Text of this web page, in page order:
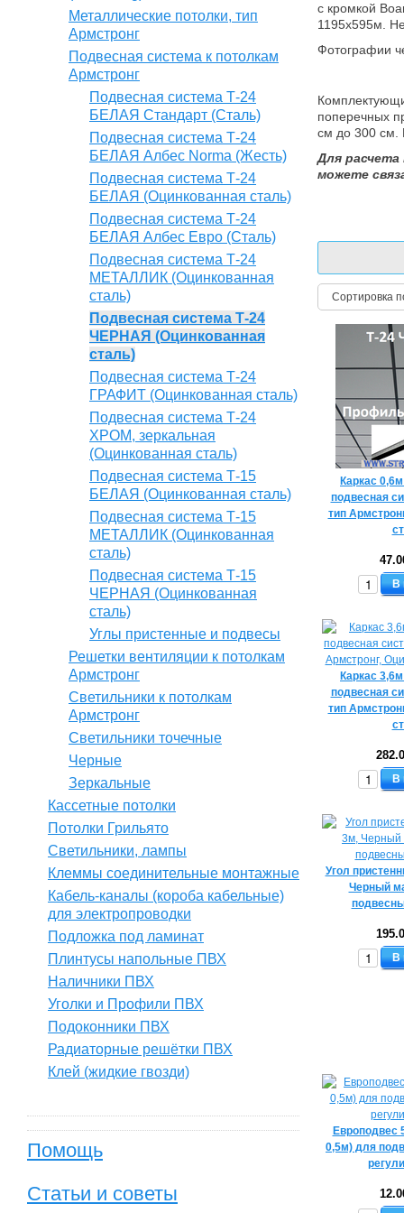
Металлические потолки, тип
Армстронг
Подвесная система к потолкам
Армстронг
Подвесная система Т-24
БЕЛАЯ Стандарт (Сталь)
Подвесная система Т-24
БЕЛАЯ Албес Norma (Жесть)
Подвесная система Т-24
БЕЛАЯ (Оцинкованная сталь)
Подвесная система Т-24
БЕЛАЯ Албес Евро (Сталь)
Подвесная система Т-24
МЕТАЛЛИК (Оцинкованная
сталь)
Подвесная система Т-24
ЧЕРНАЯ (Оцинкованная
сталь)
Подвесная система Т-24
ГРАФИТ (Оцинкованная сталь)
Подвесная система Т-24
ХРОМ, зеркальная
(Оцинкованная сталь)
Подвесная система Т-15
БЕЛАЯ (Оцинкованная сталь)
Подвесная система Т-15
МЕТАЛЛИК (Оцинкованная
сталь)
Подвесная система Т-15
ЧЕРНАЯ (Оцинкованная
сталь)
Углы пристенные и подвесы
Решетки вентиляции к потолкам
Армстронг
Светильники к потолкам
Армстронг
Светильники точечные
Черные
Зеркальные
Кассетные потолки
Потолки Грильято
Светильники, лампы
Клеммы соединительные монтажные
Кабель-каналы (короба кабельные)
для электропроводки
Подложка под ламинат
Плинтусы напольные ПВХ
Наличники ПВХ
Уголки и Профили ПВХ
Подоконники ПВХ
Радиаторные решётки ПВХ
Клей (жидкие гвозди)
Помощь
Статьи и советы
с кромкой
1195х595м.
Фотографии
поперечных
см до 300 см.
Для
можете
Сортировка
Каркас
подвесная
тип
В
Каркас
подвесная
тип
В
Угол
Черный
В
Европодвес
0,5м) для